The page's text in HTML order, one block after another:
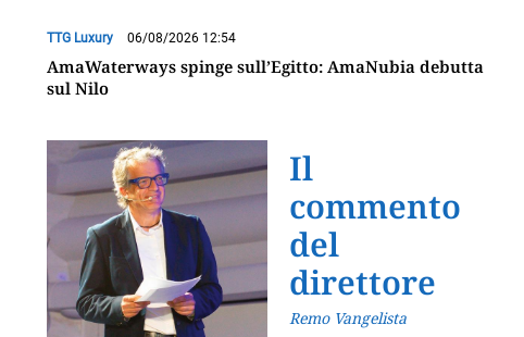
TTG Luxury 06/08/2026 12:54
AmaWaterways spinge sull’Egitto: AmaNubia debutta
sul Nilo
Il
commento
del
direttore
Remo Vangelista